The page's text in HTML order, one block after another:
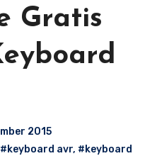
Gratis
2015
#keyboard avr, #keyboard